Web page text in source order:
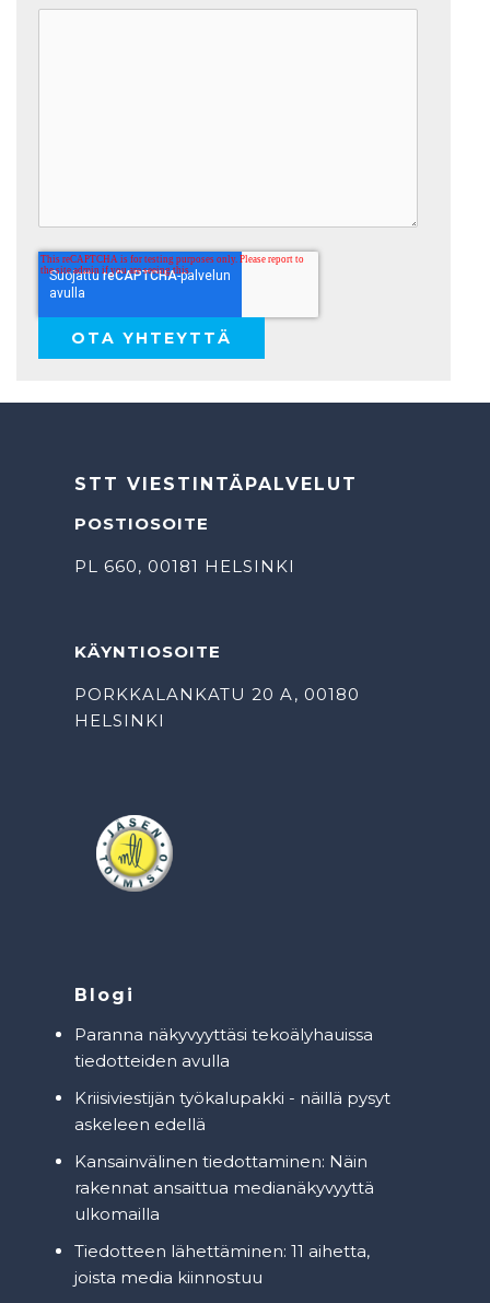
STT VIESTINTÄPALVELUT
POSTIOSOITE
PL 660, 00181 HELSINKI
KÄYNTIOSOITE
PORKKALANKATU 20 A, 00180
HELSINKI
Blogi
Paranna näkyvyyttäsi tekoälyhauissa
tiedotteiden avulla
Kriisiviestijän työkalupakki - näillä pysyt
askeleen edellä
Kansainvälinen tiedottaminen: Näin
rakennat ansaittua medianäkyvyyttä
ulkomailla
Tiedotteen lähettäminen: 11 aihetta,
joista media kiinnostuu